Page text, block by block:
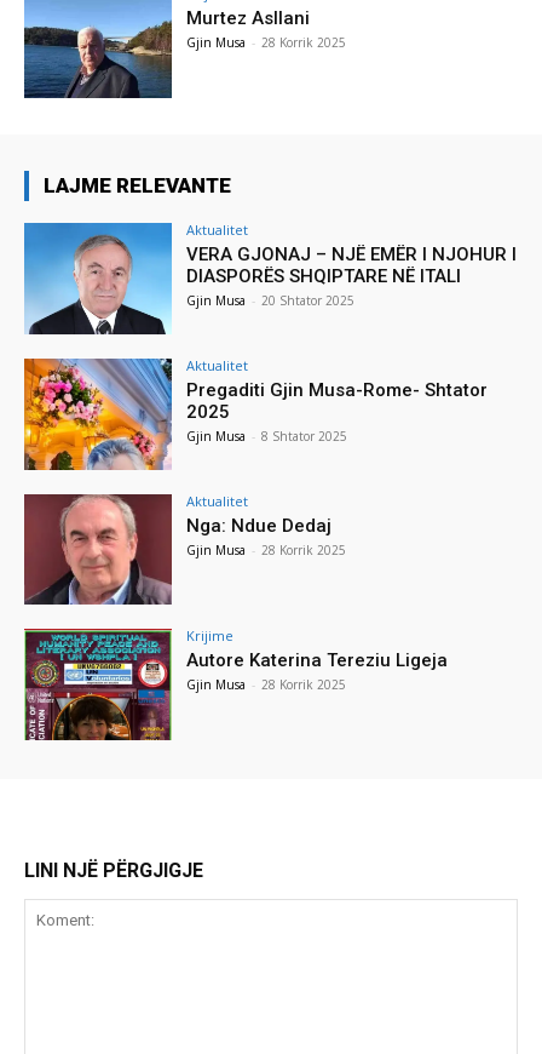
Murtez Asllani
Gjin Musa - 28 Korrik 2025
LAJME RELEVANTE
Aktualitet
VERA GJONAJ – NJË EMËR I NJOHUR I
DIASPORËS SHQIPTARE NË ITALI
Gjin Musa - 20 Shtator 2025
Aktualitet
Pregaditi Gjin Musa-Rome- Shtator
2025
Gjin Musa - 8 Shtator 2025
Aktualitet
Nga: Ndue Dedaj
Gjin Musa - 28 Korrik 2025
Krijime
Autore Katerina Tereziu Ligeja
Gjin Musa - 28 Korrik 2025
LINI NJË PËRGJIGJE